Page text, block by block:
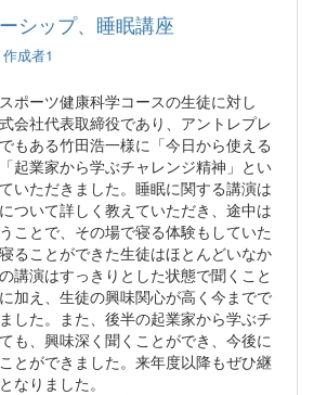
シップ、睡眠講座
作成者1
ポーツ健康科学コースの生徒に対し
会社代表取締役であり、アントレプレ
もある竹田浩一様に「今日から使える
起業家から学ぶチャレンジ精神」とい
いただきました。睡眠に関する講演は
ついて詳しく教えていただき、途中は
ことで、その場で寝る体験もしていた
ることができた生徒はほとんどいなか
講演はすっきりとした状態で聞くこと
加え、生徒の興味関心が高く今までで
した。また、後半の起業家から学ぶチ
も、興味深く聞くことができ、今後に
とができました。来年度以降もぜひ継
なりました。